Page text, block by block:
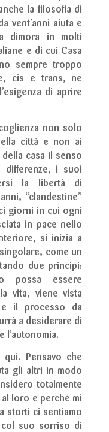
la filosofia di
vent’anni aiuta e
dimora in molti
e di cui Casa
sempre troppo
cis e trans, ne
di aprire
non solo
città e non ai
della casa il senso
i suoi
la libertà di
“clandestine”
giorni in cui ogni
in pace nello
si inizia a
come un
due principi:
possa essere
vita, viene vista
il processo da
a desiderare di
l’autonomia.
Pensavo che
gli altri in modo
totalmente
loro e perché mi
storti ci sentiamo
suo sorriso di